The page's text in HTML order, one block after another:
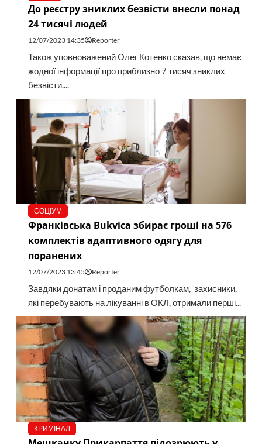
До реєстру зниклих безвісти внесли понад
24 тисячі людей
12/07/2023 14:35 Reporter
Також уповноважений Олег Котенко сказав, що немає
жодної інформації про приблизно 7 тисяч зниклих
безвісти....
СОЦІУМ
Франківська Bukvica збирає гроші на 576
комплектів адаптивного одягу для
поранених
12/07/2023 13:45 Reporter
Завдяки донатам і проданим футболкам, захисники,
які перебувають на лікуванні в ОКЛ, отримали перші...
КРИМІНАЛ